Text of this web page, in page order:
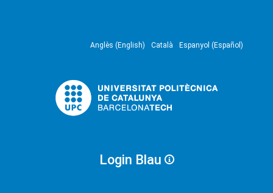
Anglès (English) Català Espanyol (Español)
Login Blau